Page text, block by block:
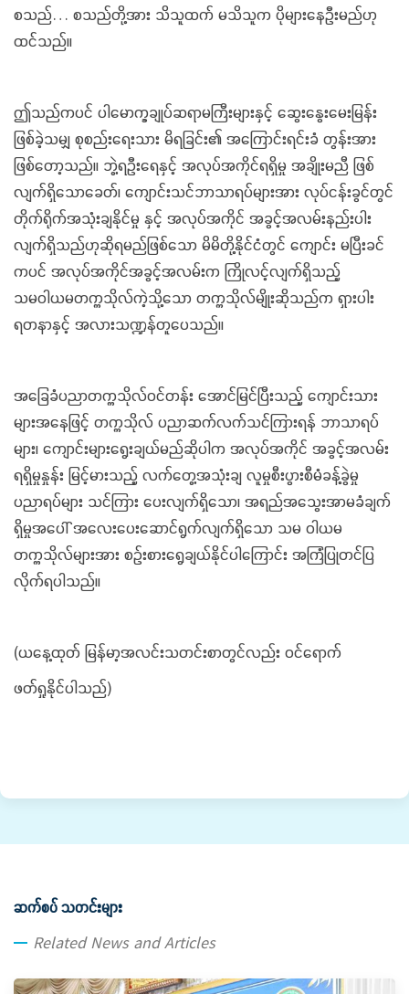
စသည်… စသည်တို့အား သိသူထက် မသိသူက ပိုများနေဦးမည်ဟု
ထင်သည်။
ဤသည်ကပင် ပါမောက္ခချုပ်ဆရာမကြီးများနှင့် ဆွေးနွေးမေးမြန်း
ဖြစ်ခဲ့သမျှ စုစည်းရေးသား မိရခြင်း၏ အကြောင်းရင်းခံ တွန်းအား
ဖြစ်တော့သည်။ ဘွဲ့ရဦးရေနှင့် အလုပ်အကိုင်ရရှိမှု အချိုးမညီ ဖြစ်
လျက်ရှိသောခေတ်၊ ကျောင်းသင်ဘာသာရပ်များအား လုပ်ငန်းခွင်တွင်
တိုက်ရိုက်အသုံးချနိုင်မှု နှင့် အလုပ်အကိုင် အခွင့်အလမ်းနည်းပါး
လျက်ရှိသည်ဟုဆိုရမည်ဖြစ်သော မိမိတို့နိုင်ငံတွင် ကျောင်း မပြီးခင်
ကပင် အလုပ်အကိုင်အခွင့်အလမ်းက ကြိုလင့်လျက်ရှိသည့်
သမဝါယမတက္ကသိုလ်ကဲ့သို့သော တက္ကသိုလ်မျိုးဆိုသည်က ရှားပါး
ရတနာနှင့် အလားသဏ္ဍန်တူပေသည်။
အခြေခံပညာတက္ကသိုလ်ဝင်တန်း အောင်မြင်ပြီးသည့် ကျောင်းသား
များအနေဖြင့် တက္ကသိုလ် ပညာဆက်လက်သင်ကြားရန် ဘာသာရပ်
များ၊ ကျောင်းများရွေးချယ်မည်ဆိုပါက အလုပ်အကိုင် အခွင့်အလမ်း
ရရှိမှုနှုန်း မြင့်မားသည့် လက်တွေ့အသုံးချ လူမှုစီးပွားစီမံခန့်ခွဲမှု
ပညာရပ်များ သင်ကြား ပေးလျက်ရှိသော၊ အရည်အသွေးအာမခံချက်
ရှိမှုအပေါ် အလေးပေးဆောင်ရွက်လျက်ရှိသော သမ ဝါယမ
တက္ကသိုလ်များအား စဉ်းစားရွေချယ်နိုင်ပါကြောင်း အကြံပြုတင်ပြ
လိုက်ရပါသည်။
(ယနေ့ထုတ် မြန်မာ့အလင်းသတင်းစာတွင်လည်း ဝင်ရောက်
ဖတ်ရှုနိုင်ပါသည်)
ဆက်စပ် သတင်းများ
Related News and Articles